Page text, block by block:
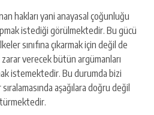
hakları yani anayasal çoğunluğu
istediği görülmektedir. Bu gücü
sınıfına çıkarmak için değil de
verecek bütün argümanları
istemektedir. Bu durumda bizi
aşağılara doğru değil